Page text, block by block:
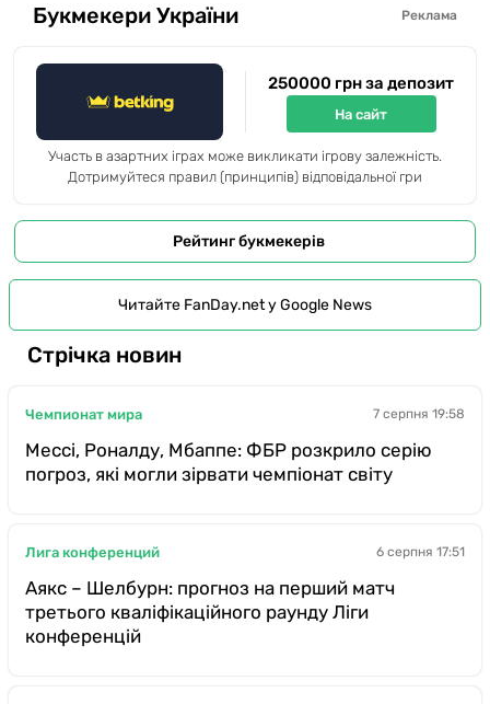
Букмекери України Реклама
250000 грн за депозит
На сайт
Участь в азартних іграх може викликати ігрову залежність.
Дотримуйтеся правил (принципів) відповідальної гри
Рейтинг букмекерів
Читайте FanDay.net у Google News
Стрічка новин
Чемпионат мира 7 серпня 19:58
Мессі, Роналду, Мбаппе: ФБР розкрило серію
погроз, які могли зірвати чемпіонат світу
Лига конференций 6 серпня 17:51
Аякс – Шелбурн: прогноз на перший матч
третього кваліфікаційного раунду Ліги
конференцій